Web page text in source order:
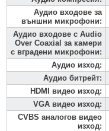
Аудио входове за
външни микрофони:
Аудио входове с Audio
Over Coaxial за камери
с вградени микрофони:
Аудио изход:
Аудио битрейт:
HDMI видео изход:
VGA видео изход:
CVBS аналогов видео
изход: